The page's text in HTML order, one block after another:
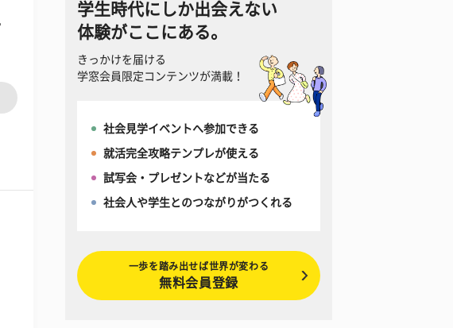
学生時代にしか出会えない
体験がここにある。
きっかけを届ける
学窓会員限定コンテンツが満載！
社会見学イベントへ参加できる
就活完全攻略テンプレが使える
試写会・プレゼントなどが当たる
社会人や学生とのつながりがつくれる
一歩を踏み出せば世界が変わる
無料会員登録